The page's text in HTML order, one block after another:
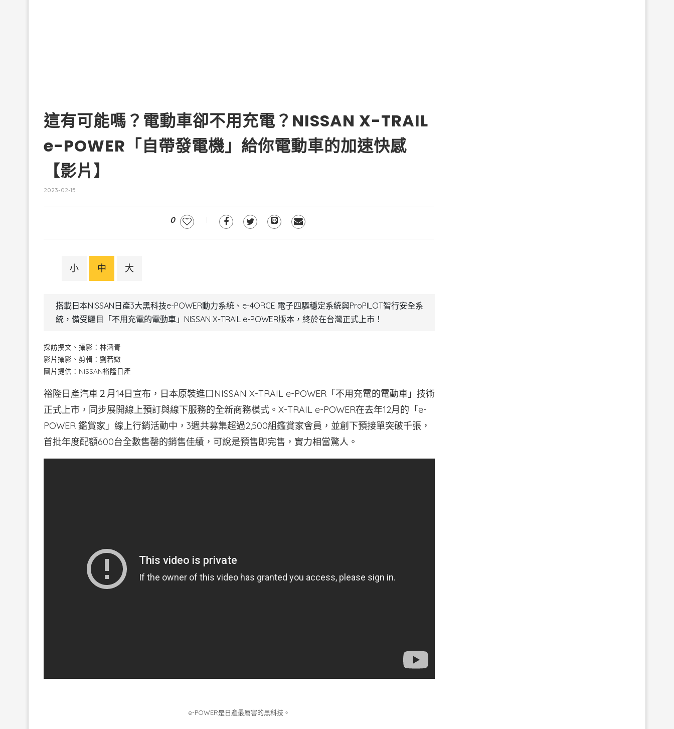
這有可能嗎？電動車卻不用充電？NISSAN X-TRAIL
e-POWER「自帶發電機」給你電動車的加速快感
【影片】
2023-02-15
0
小 中 大
搭載日本NISSAN日產3大黑科技e-POWER動力系統、e-4ORCE 電子四驅穩定系統與ProPILOT智行安全系
統，備受矚目「不用充電的電動車」NISSAN X-TRAIL e-POWER版本，終於在台灣正式上市！
採訪撰文、攝影：林涵青
影片攝影、剪輯：劉若媺
圖片提供：NISSAN裕隆日產
裕隆日產汽車２月14日宣布，日本原裝進口NISSAN X-TRAIL e-POWER「不用充電的電動車」技術
正式上市，同步展開線上預訂與線下服務的全新商務模式。X-TRAIL e-POWER在去年12月的「e-
POWER 鑑賞家」線上行銷活動中，3週共募集超過2,500組鑑賞家會員，並創下預接單突破千張，
首批年度配額600台全數售罄的銷售佳績，可說是預售即完售，實力相當驚人。
e-POWER是日產最厲害的黑科技。